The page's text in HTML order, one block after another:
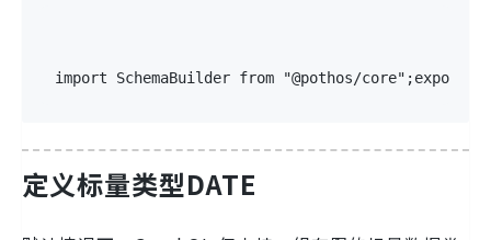
import SchemaBuilder from "@pothos/core" ;export
定义标量类型DATE